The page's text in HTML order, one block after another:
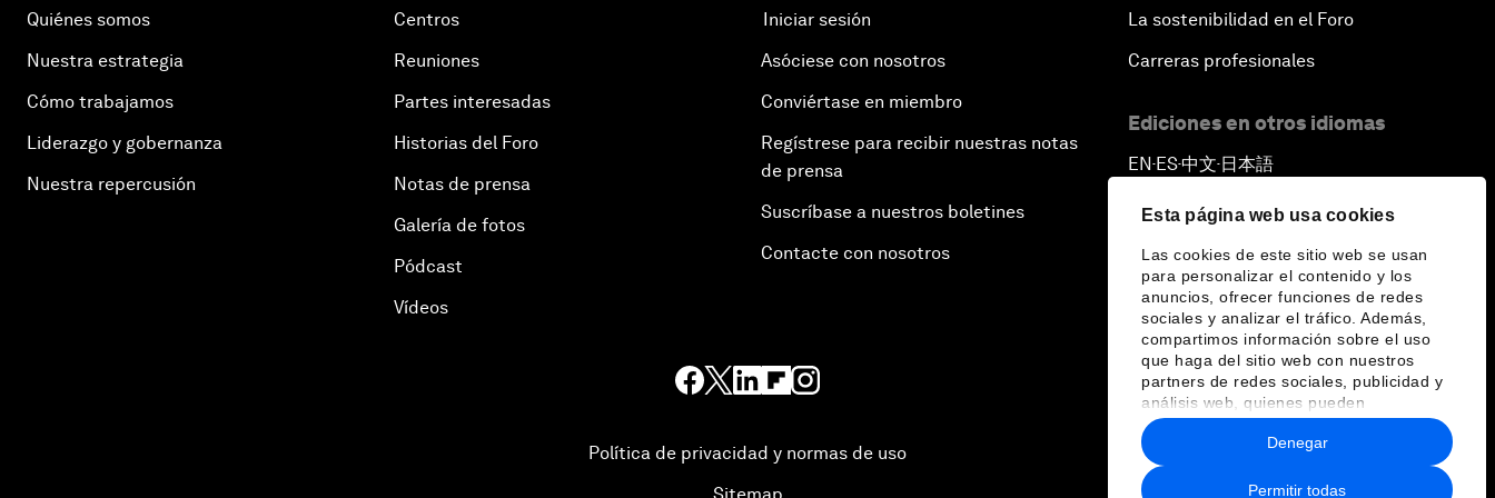
Esta página web usa cookies
Las cookies de este sitio web se usan
para personalizar el contenido y los
anuncios, ofrecer funciones de redes
sociales y analizar el tráfico. Además,
compartimos información sobre el uso
que haga del sitio web con nuestros
partners de redes sociales, publicidad y
análisis web, quienes pueden
combinarla con otra información que les
haya proporcionado o que hayan
recopilado a partir del uso que haya
hecho de sus servicios.
Permitir todas
Denegar
Quiénes somos
Nuestra estrategia
Cómo trabajamos
Liderazgo y gobernanza
Nuestra repercusión
Centros
Reuniones
Partes interesadas
Historias del Foro
Notas de prensa
Galería de fotos
Pódcast
Vídeos
Iniciar sesión
Asóciese con nosotros
Conviértase en miembro
Regístrese para recibir nuestras notas
de prensa
Suscríbase a nuestros boletines
Contacte con nosotros
La sostenibilidad en el Foro
Carreras profesionales
Ediciones en otros idiomas
EN ▪ ES▪中文▪ 日本語
Política de privacidad y normas de uso